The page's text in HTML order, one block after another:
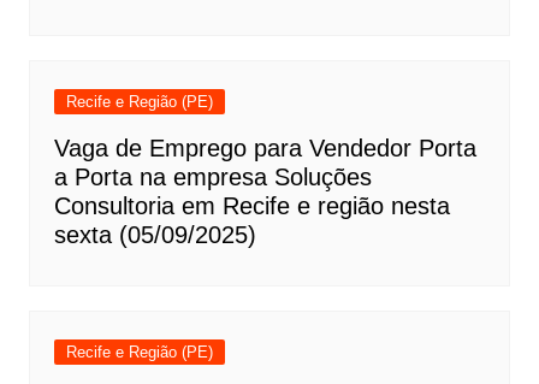
Recife e Região (PE)
Vaga de Emprego para Vendedor Porta
a Porta na empresa Soluções
Consultoria em Recife e região nesta
sexta (05/09/2025)
Recife e Região (PE)